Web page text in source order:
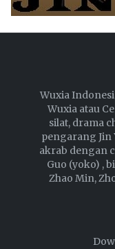
Wuxia
Wuxia atau
silat, drama
pengarang Jin
akrab dengan
Guo (yoko) ,
Zhao Min,